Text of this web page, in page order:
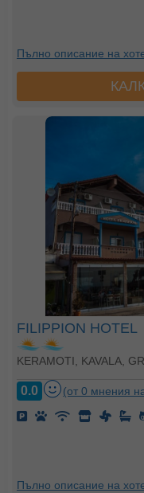
Пълно описание на
FILIPPION HOTEL
KERAMOTI, KAVALA,
0.0 (от 0 мнения
Пълно описание на